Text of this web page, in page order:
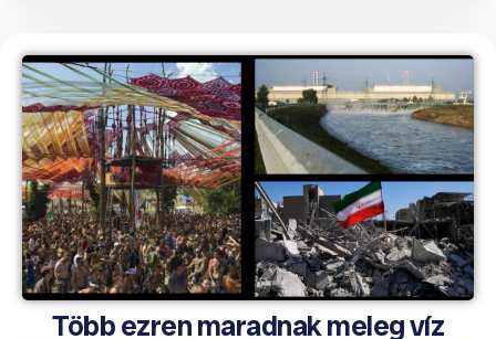
Több ezren maradnak meleg víz